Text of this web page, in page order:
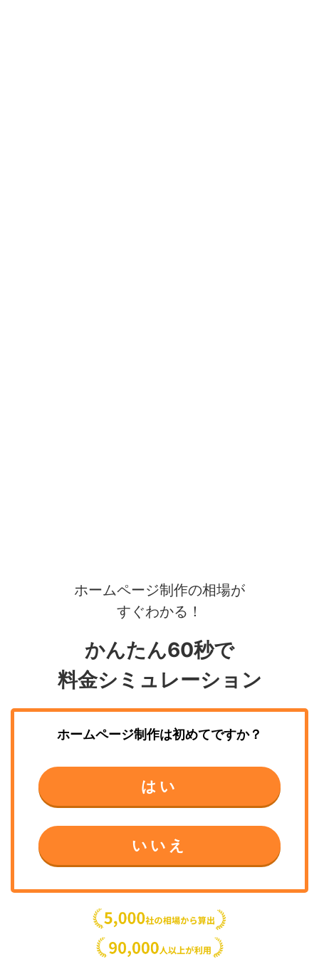
ホームページ制作の相場が
すぐわかる！
かんたん60秒で
料金シミュレーション
ホームページ制作は初めてですか？
はい
いいえ